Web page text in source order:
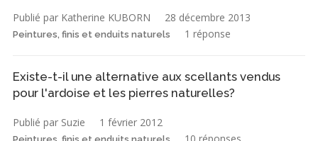
Publié par Katherine KUBORN 28 décembre 2013
Peintures, finis et enduits naturels 1 réponse
Existe-t-il une alternative aux scellants vendus
pour l'ardoise et les pierres naturelles?
Publié par Suzie 1 février 2012